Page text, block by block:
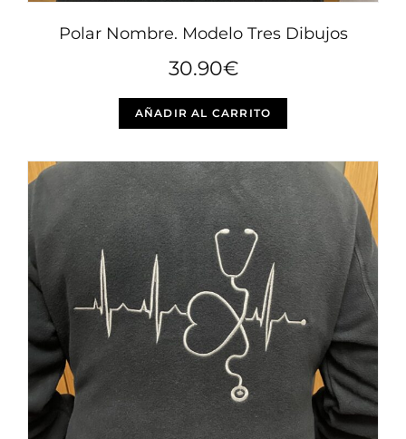
Polar Nombre. Modelo Tres Dibujos
30.90€
AÑADIR AL CARRITO
Este
múltiples
variantes.
Las
opciones
se
pueden
elegir
en
la
página